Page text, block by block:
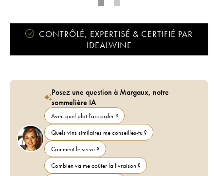
CONTRÔLÉ, EXPERTISÉ & CERTIFIÉ PAR
IDEALWINE
Posez une question à Margaux, notre
sommelière IA
Avec quel plat l'accorder ?
Quels vins similaires me conseilles-tu ?
Comment le servir ?
Combien va me coûter la livraison ?